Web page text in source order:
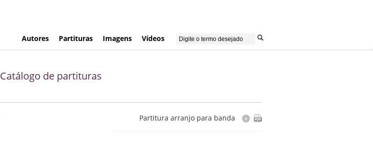
Autores Partituras Imagens Vídeos
Catálogo de partituras
Partitura arranjo para banda +